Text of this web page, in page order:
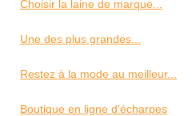
Choisir la laine de marque...
Une des plus grandes...
Restez à la mode au meilleur...
Boutique en ligne d'écharpes